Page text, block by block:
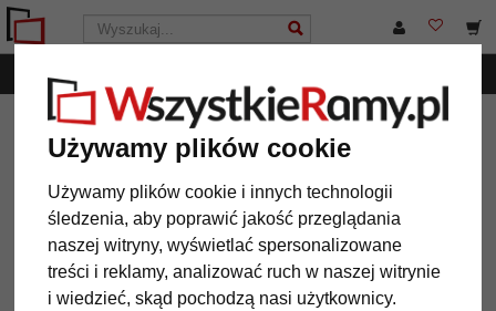
Używamy plików cookie
Używamy plików cookie i innych technologii
śledzenia, aby poprawić jakość przeglądania
naszej witryny, wyświetlać spersonalizowane
treści i reklamy, analizować ruch w naszej witrynie
i wiedzieć, skąd pochodzą nasi użytkownicy.
WszystkieRamy.pl Marka Nielsen Design
filtr: typ
ramy: ramka na zdjęcia
wyczyść wszystkie filtry
typ ramy: ramka na zdjęcia